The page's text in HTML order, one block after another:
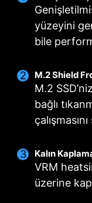
yüzeyini
bile
M.2 Shield
M.2
bağlı
Kalın
VRM
üzerine
Farklı
5 nokta ile
Fan